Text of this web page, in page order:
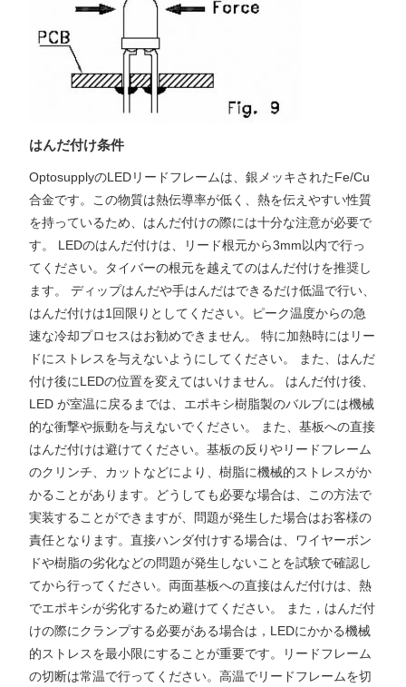
はんだ付け条件
OptosupplyのLEDリードフレームは、銀メッキされたFe/Cu
合金です。この物質は熱伝導率が低く、熱を伝えやすい性質
を持っているため、はんだ付けの際には十分な注意が必要で
す。 LEDのはんだ付けは、リード根元から3mm以内で行っ
てください。タイバーの根元を越えてのはんだ付けを推奨し
ます。 ディップはんだや手はんだはできるだけ低温で行い、
はんだ付けは1回限りとしてください。ピーク温度からの急
速な冷却プロセスはお勧めできません。 特に加熱時にはリー
ドにストレスを与えないようにしてください。 また、はんだ
付け後にLEDの位置を変えてはいけません。 はんだ付け後、
LED が室温に戻るまでは、エポキシ樹脂製のバルブには機械
的な衝撃や振動を与えないでください。 また、基板への直接
はんだ付けは避けてください。基板の反りやリードフレーム
のクリンチ、カットなどにより、樹脂に機械的ストレスがか
かることがあります。どうしても必要な場合は、この方法で
実装することができますが、問題が発生した場合はお客様の
責任となります。直接ハンダ付けする場合は、ワイヤーボン
ドや樹脂の劣化などの問題が発生しないことを試験で確認し
てから行ってください。両面基板への直接はんだ付けは、熱
でエポキシが劣化するため避けてください。 また，はんだ付
けの際にクランプする必要がある場合は，LEDにかかる機械
的ストレスを最小限にすることが重要です。リードフレーム
の切断は常温で行ってください。高温でリードフレームを切